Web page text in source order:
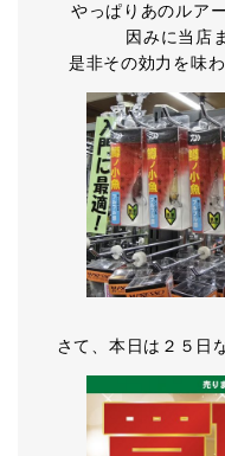
やっぱりあのルア
因みに当店
是非その効力を味
さて、本日は２５日